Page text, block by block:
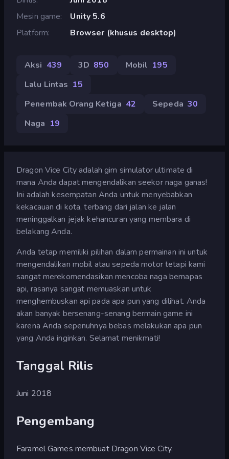
Mesin game
Unity 5.6
Platform
Browser (khusus desktop)
Aksi 439 3D 850 Mobil 195
Lalu Lintas 15
Penembak Orang Ketiga 42 Sepeda 30
Naga 19
Dragon Vice City adalah gim simulator ultimate di
mana Anda dapat mengendalikan seekor naga ganas!
Ini adalah kesempatan Anda untuk menyebabkan
kekacauan di kota, terbang dari jalan ke jalan
meninggalkan jejak kehancuran yang membara di
belakang Anda.
Anda tetap memiliki pilihan dalam permainan ini untuk
mengendalikan mobil atau sepeda motor tetapi kami
sangat merekomendasikan mencoba naga bernapas
api, rasanya sangat memuaskan untuk
menghembuskan api pada apa pun yang dilihat. Anda
akan banyak bersenang-senang bermain game ini
karena Anda sepenuhnya bebas melakukan apa pun
yang Anda inginkan. Selamat menikmati!
Tanggal Rilis
Juni 2018
Pengembang
Faramel Games membuat Dragon Vice City.